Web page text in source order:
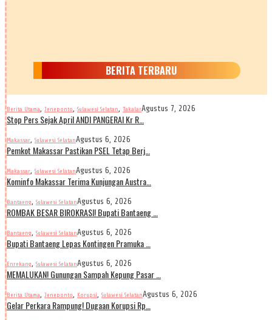
BERITA TERBARU
Berita Utama, Jeneponto, Sulawesi Selatan, TakalarAgustus 7, 2026
Stop Pers Sejak April ANDI PANGERAI Kr R…
Makassar, Sulawesi SelatanAgustus 6, 2026
Pemkot Makassar Pastikan PSEL Tetap Berj…
Makassar, Sulawesi SelatanAgustus 6, 2026
Kominfo Makassar Terima Kunjungan Austra…
Bantaeng, Sulawesi SelatanAgustus 6, 2026
ROMBAK BESAR BIROKRASI! Bupati Bantaeng …
Bantaeng, Sulawesi SelatanAgustus 6, 2026
Bupati Bantaeng Lepas Kontingen Pramuka …
Enrekang, Sulawesi SelatanAgustus 6, 2026
MEMALUKAN! Gunungan Sampah Kepung Pasar …
Berita Utama, Jeneponto, Korupsi, Sulawesi SelatanAgustus 6, 2026
Gelar Perkara Rampung! Dugaan Korupsi Rp…